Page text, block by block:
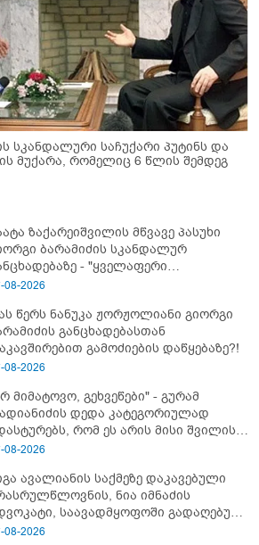
სკანდალური საჩუქარი პუტინს და
მუქარა, რომელიც 6 წლის შემდეგ
ზაქარეიშვილის მწვავე პასუხი
ბარამიძის სკანდალურ
- "ყველაფერი
ვიცი... კამანში მოკლული
კი ტყუის"
08-2026
წერს ნანუკა ჟორჟოლიანი გიორგი
განცხადებასთან
გამოძიების დაწყებაზე?!
08-2026
მიმატოვო, გეხვეწები" - გუ­რა­მ
დედა კა­ტე­გო­რი­უ­ლად
რომ ეს არის მისი შვი­ლის
08-2026
ავალიანის საქმეზე დაკავებული
ნია იმნაძის
საავადმყოფოში გადაღებულ
ავრცელებს
08-2026